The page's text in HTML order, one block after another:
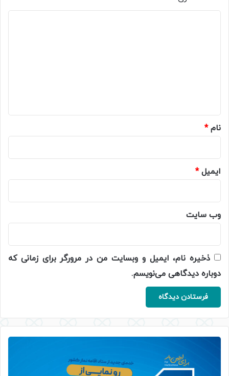
نام*
ایمیل*
وب‌ سایت
ذخیره نام، ایمیل و وبسایت من در مرورگر برای زمانی که
دوباره دیدگاهی می‌نویسم.